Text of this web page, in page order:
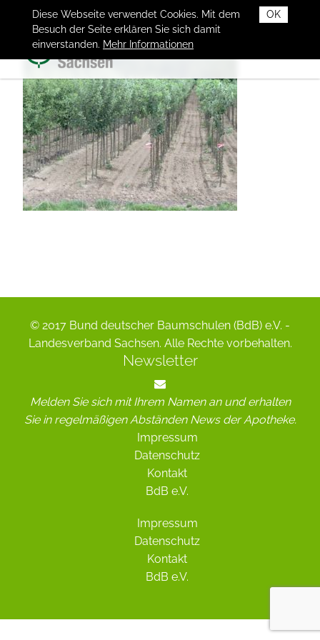
OK
Diese Webseite verwendet Cookies. Mit dem
Besuch der Seite erklären Sie sich damit
einverstanden. Mehr Informationen
© 2017 Bund deutscher Baumschulen (BdB) e.V. -
Landesverband Sachsen. Alle Rechte vorbehalten.
Newsletter
Melden Sie sich mit Ihrem Namen an und erhalten
Sie in regelmäßigen Abständen News der Apotheke.
Impressum
Datenschutz
Kontakt
BdB e.V.
Impressum
Datenschutz
Kontakt
BdB e.V.